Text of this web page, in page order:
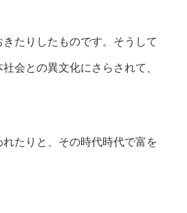
たりしたものです。そうして
会との異文化にさらされて、
たりと、その時代時代で富を